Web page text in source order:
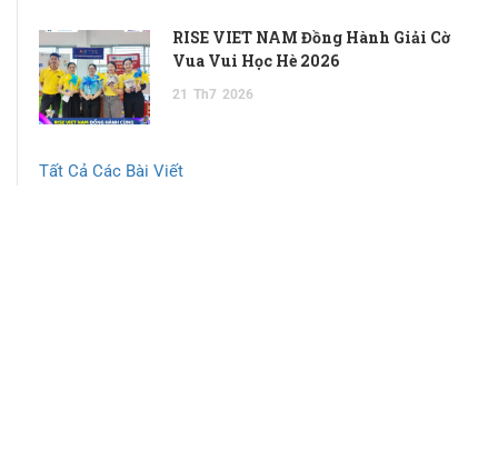
RISE VIET NAM Đồng Hành Giải Cờ
Vua Vui Học Hè 2026
21 Th7 2026
Tất Cả Các Bài Viết